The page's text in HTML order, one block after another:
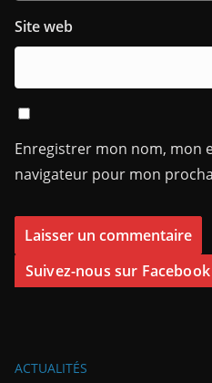
Site web
Enregistrer mon nom, mon
navigateur pour mon
Suivez-nous sur Facebook
ACTUALITÉS